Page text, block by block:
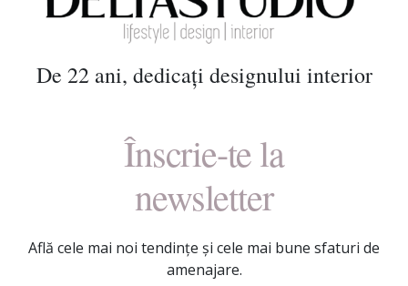
De 22 ani, dedicați designului interior
Înscrie-te la
newsletter
Află cele mai noi tendințe și cele mai bune sfaturi de
amenajare.